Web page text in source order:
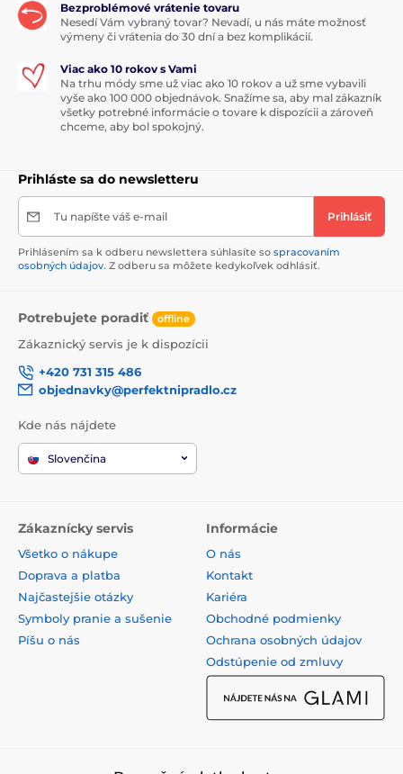
Bezproblémové vrátenie tovaru
Nesedí Vám vybraný tovar? Nevadí, u nás máte možnosť
výmeny či vrátenia do 30 dní a bez komplikácií.
Viac ako 10 rokov s Vami
Na trhu módy sme už viac ako 10 rokov a už sme vybavili
vyše ako 100 000 objednávok. Snažíme sa, aby mal zákazník
všetky potrebné informácie o tovare k dispozícii a zároveň
chceme, aby bol spokojný.
Prihláste sa do newsletteru
Tu napíšte váš e-mail Prihlásiť
Prihlásením sa k odberu newslettera súhlasíte so spracovaním
osobných údajov. Z odberu sa môžete kedykoľvek odhlásiť.
Potrebujete poradiť offline
Zákaznický servis je k dispozícii
+420 731 315 486
objednavky@perfektnipradlo.cz
Kde nás nájdete
Slovenčina
Zákaznícky servis
Všetko o nákupe
Doprava a platba
Najčastejšie otázky
Symboly pranie a sušenie
Píšu o nás
Informácie
O nás
Kontakt
Kariéra
Obchodné podmienky
Ochrana osobných údajov
Odstúpenie od zmluvy